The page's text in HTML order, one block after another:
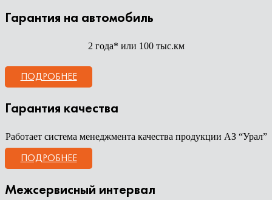
Гарантия на автомобиль
2 года* или 100 тыс.км
ПОДРОБНЕЕ
Гарантия качества
Работает система менеджмента качества продукции АЗ “Урал”
ПОДРОБНЕЕ
Межсервисный интервал